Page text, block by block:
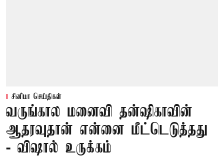
சினிமா செய்திகள்
வருங்கால மனைவி தன்ஷிகாவின்
ஆதரவுதான் என்னை மீட்டெடுத்தது
- விஷால் உருக்கம்